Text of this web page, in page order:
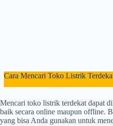
Cara Mencari Toko Listrik
Mencari toko listrik terdekat dapat
baik secara online maupun offline.
yang bisa Anda gunakan untuk